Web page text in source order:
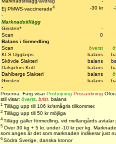
Ej PMWS-vaccinerade4 -30 kr
-
-
Marknadstillägg
Ginsten*
-
Scan
0
Balans i förmedling
Scan
överst
KLS Ugglarps
balans
Skövde Slakteri
balans
Dalsjöfors Kött
balans
Dahlbergs Slakteri
balans
Ginsten
balans
-
Priserna: Färg visarPrishöjning Prissänkning
stil visar: överst brist balans
1 Tillägg upp till 106 kr/smågris tillkommer.
2 Tillägg upp till 50 kr möjliga
4Tillägg gäller förmedling, vid mellangårds avtalar
5 Över 30 kg + 5 kr, under -10 kr per kg.
som anges är det som marknaden indikerar just
6 Södra Sverige, danska kronor